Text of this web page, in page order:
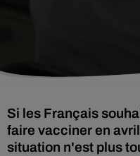
Si les Français
faire vacciner en
situation n'est plus